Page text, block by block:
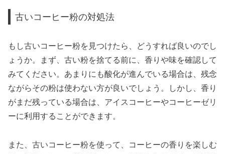
古いコーヒー粉の対処法
もし古いコーヒー粉を見つけたら、どうすれば良いのでし
ょうか。まず、古い粉を捨てる前に、香りや味を確認して
みてください。あまりにも酸化が進んでいる場合は、残念
ながらその粉は使わない方が良いでしょう。しかし、香り
がまだ残っている場合は、アイスコーヒーやコーヒーゼリ
ーに利用することができます。
また、古いコーヒー粉を使って、コーヒーの香りを楽しむ